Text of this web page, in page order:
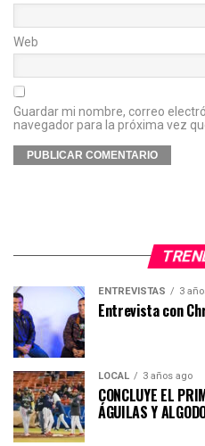
Web
Guardar mi nombre, correo
navegador para la próxima vez
ENTREVISTAS 3
Entrevista con
LOCAL 3 años ago
CONCLUYE EL
ÁGUILAS Y